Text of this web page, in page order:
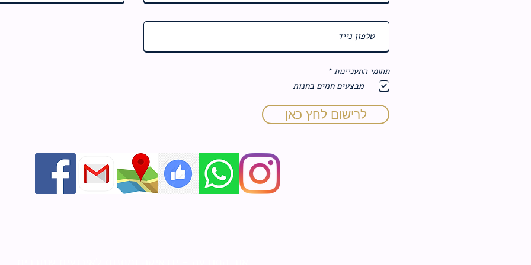
תחומי התעניינות *
ב
מבצעים חמים בחנות
לרישום לחץ כאן